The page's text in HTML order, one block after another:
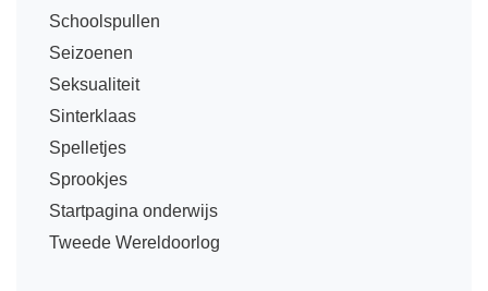
Godsdienstonderwijs
Kerstfeest
Kleurplaten
Mediawijsheid
Nieuws
Vakoverstijgend
Verzorging
MEER...
Kruiswoordpuzzels
Onderwijslonen
Schoolspullen
Seizoenen
Seksualiteit
Sinterklaas
Spelletjes
Sprookjes
Startpagina onderwijs
Tweede Wereldoorlog